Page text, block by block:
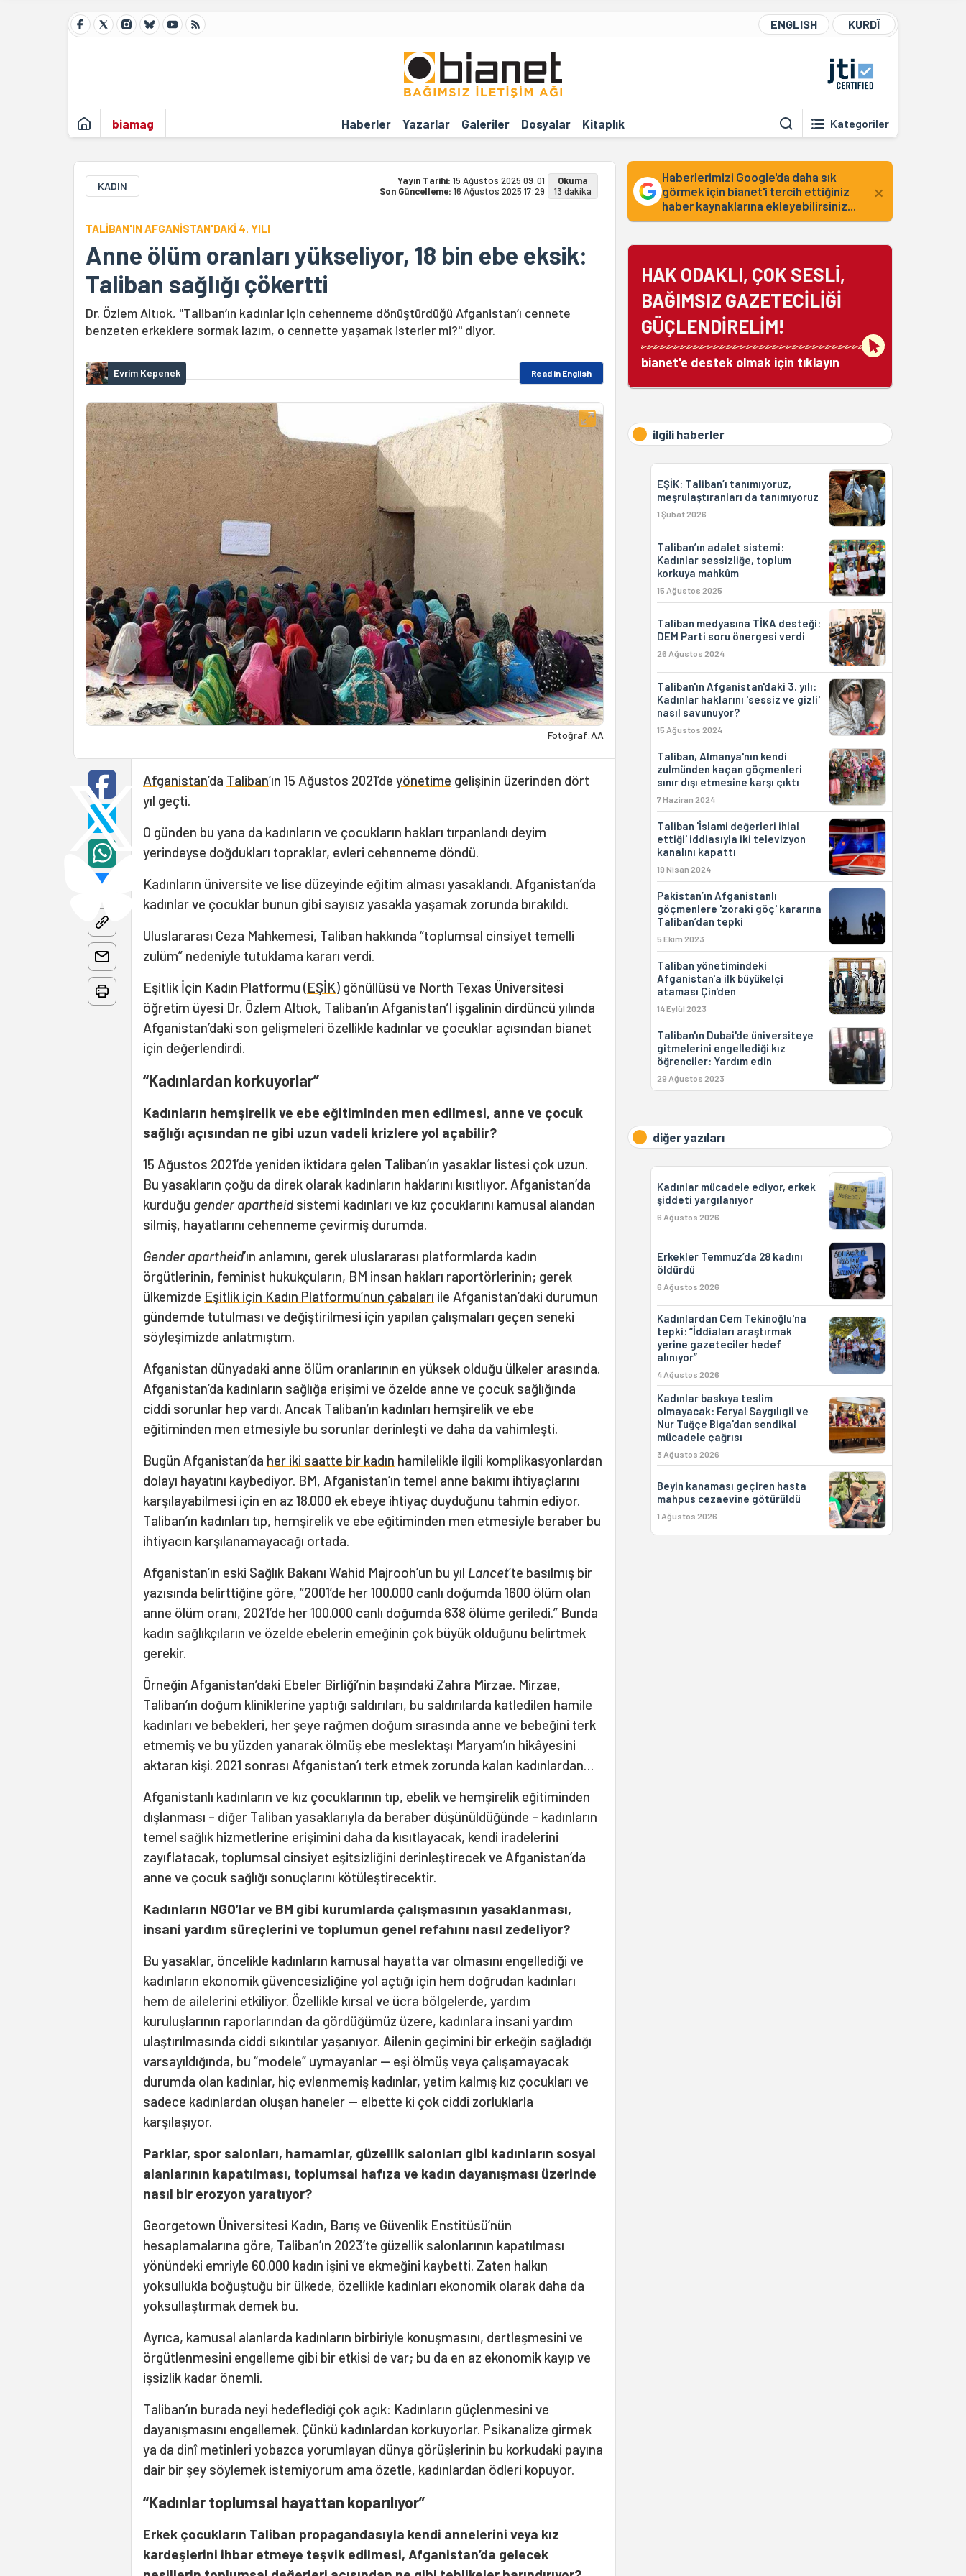
ENGLISH KURDÎ
biamag Haberler Yazarlar Galeriler Dosyalar Kitaplık Kategoriler
KADIN Yayın Tarihi: 15 Ağustos 2025 09:01
Son Güncelleme: 16 Ağustos 2025 17:29
Okuma
13 dakika
TALİBAN'IN AFGANİSTAN'DAKİ 4. YILI
Anne ölüm oranları yükseliyor, 18 bin ebe eksik:
Taliban sağlığı çökertti
Dr. Özlem Altıok, "Taliban’ın kadınlar için cehenneme dönüştürdüğü Afganistan’ı cennete
benzeten erkeklere sormak lazım, o cennette yaşamak isterler mi?" diyor.
Evrim Kepenek Read in English
Fotoğraf:AA
Afganistan’da Taliban’ın 15 Ağustos 2021’de yönetime gelişinin üzerinden dört
yıl geçti.
O günden bu yana da kadınların ve çocukların hakları tırpanlandı deyim
yerindeyse doğdukları topraklar, evleri cehenneme döndü.
Kadınların üniversite ve lise düzeyinde eğitim alması yasaklandı. Afganistan’da
kadınlar ve çocuklar bunun gibi sayısız yasakla yaşamak zorunda bırakıldı.
Uluslararası Ceza Mahkemesi, Taliban hakkında “toplumsal cinsiyet temelli
zulüm” nedeniyle tutuklama kararı verdi.
Eşitlik İçin Kadın Platformu (EŞİK) gönüllüsü ve North Texas Üniversitesi
öğretim üyesi Dr. Özlem Altıok, Taliban’ın Afganistan’I işgalinin dirdüncü yılında
Afganistan’daki son gelişmeleri özellikle kadınlar ve çocuklar açısından bianet
için değerlendirdi.
“Kadınlardan korkuyorlar”
Kadınların hemşirelik ve ebe eğitiminden men edilmesi, anne ve çocuk
sağlığı açısından ne gibi uzun vadeli krizlere yol açabilir?
15 Ağustos 2021’de yeniden iktidara gelen Taliban’ın yasaklar listesi çok uzun.
Bu yasakların çoğu da direk olarak kadınların haklarını kısıtlıyor. Afganistan’da
kurduğu gender apartheid sistemi kadınları ve kız çocuklarını kamusal alandan
silmiş, hayatlarını cehenneme çevirmiş durumda.
Gender apartheid’ın anlamını, gerek uluslararası platformlarda kadın
örgütlerinin, feminist hukukçuların, BM insan hakları raportörlerinin; gerek
ülkemizde Eşitlik için Kadın Platformu’nun çabaları ile Afganistan’daki durumun
gündemde tutulması ve değiştirilmesi için yapılan çalışmaları geçen seneki
söyleşimizde anlatmıştım.
Afganistan dünyadaki anne ölüm oranlarının en yüksek olduğu ülkeler arasında.
Afganistan’da kadınların sağlığa erişimi ve özelde anne ve çocuk sağlığında
ciddi sorunlar hep vardı. Ancak Taliban’ın kadınları hemşirelik ve ebe
eğitiminden men etmesiyle bu sorunlar derinleşti ve daha da vahimleşti.
Bugün Afganistan’da her iki saatte bir kadın hamilelikle ilgili komplikasyonlardan
dolayı hayatını kaybediyor. BM, Afganistan’ın temel anne bakımı ihtiyaçlarını
karşılayabilmesi için en az 18.000 ek ebeye ihtiyaç duyduğunu tahmin ediyor.
Taliban’ın kadınları tıp, hemşirelik ve ebe eğitiminden men etmesiyle beraber bu
ihtiyacın karşılanamayacağı ortada.
Afganistan’ın eski Sağlık Bakanı Wahid Majrooh’un bu yıl Lancet’te basılmış bir
yazısında belirttiğine göre, “2001’de her 100.000 canlı doğumda 1600 ölüm olan
anne ölüm oranı, 2021’de her 100.000 canlı doğumda 638 ölüme geriledi.” Bunda
kadın sağlıkçıların ve özelde ebelerin emeğinin çok büyük olduğunu belirtmek
gerekir.
Örneğin Afganistan’daki Ebeler Birliği’nin başındaki Zahra Mirzae. Mirzae,
Taliban’ın doğum kliniklerine yaptığı saldırıları, bu saldırılarda katledilen hamile
kadınları ve bebekleri, her şeye rağmen doğum sırasında anne ve bebeğini terk
etmemiş ve bu yüzden yanarak ölmüş ebe meslektaşı Maryam’ın hikâyesini
aktaran kişi. 2021 sonrası Afganistan’ı terk etmek zorunda kalan kadınlardan…
Afganistanlı kadınların ve kız çocuklarının tıp, ebelik ve hemşirelik eğitiminden
dışlanması – diğer Taliban yasaklarıyla da beraber düşünüldüğünde – kadınların
temel sağlık hizmetlerine erişimini daha da kısıtlayacak, kendi iradelerini
zayıflatacak, toplumsal cinsiyet eşitsizliğini derinleştirecek ve Afganistan’da
anne ve çocuk sağlığı sonuçlarını kötüleştirecektir.
Kadınların NGO’lar ve BM gibi kurumlarda çalışmasının yasaklanması,
insani yardım süreçlerini ve toplumun genel refahını nasıl zedeliyor?
Bu yasaklar, öncelikle kadınların kamusal hayatta var olmasını engellediği ve
kadınların ekonomik güvencesizliğine yol açtığı için hem doğrudan kadınları
hem de ailelerini etkiliyor. Özellikle kırsal ve ücra bölgelerde, yardım
kuruluşlarının raporlarından da gördüğümüz üzere, kadınlara insani yardım
ulaştırılmasında ciddi sıkıntılar yaşanıyor. Ailenin geçimini bir erkeğin sağladığı
varsayıldığında, bu “modele” uymayanlar — eşi ölmüş veya çalışamayacak
durumda olan kadınlar, hiç evlenmemiş kadınlar, yetim kalmış kız çocukları ve
sadece kadınlardan oluşan haneler — elbette ki çok ciddi zorluklarla
karşılaşıyor.
Parklar, spor salonları, hamamlar, güzellik salonları gibi kadınların sosyal
alanlarının kapatılması, toplumsal hafıza ve kadın dayanışması üzerinde
nasıl bir erozyon yaratıyor?
Georgetown Üniversitesi Kadın, Barış ve Güvenlik Enstitüsü’nün
hesaplamalarına göre, Taliban’ın 2023’te güzellik salonlarının kapatılması
yönündeki emriyle 60.000 kadın işini ve ekmeğini kaybetti. Zaten halkın
yoksullukla boğuştuğu bir ülkede, özellikle kadınları ekonomik olarak daha da
yoksullaştırmak demek bu.
Ayrıca, kamusal alanlarda kadınların birbiriyle konuşmasını, dertleşmesini ve
örgütlenmesini engelleme gibi bir etkisi de var; bu da en az ekonomik kayıp ve
işsizlik kadar önemli.
Taliban’ın burada neyi hedeflediği çok açık: Kadınların güçlenmesini ve
dayanışmasını engellemek. Çünkü kadınlardan korkuyorlar. Psikanalize girmek
ya da dinî metinleri yobazca yorumlayan dünya görüşlerinin bu korkudaki payına
dair bir şey söylemek istemiyorum ama özetle, kadınlardan ödleri kopuyor.
“Kadınlar toplumsal hayattan koparılıyor”
Erkek çocukların Taliban propagandasıyla kendi annelerini veya kız
kardeşlerini ihbar etmeye teşvik edilmesi, Afganistan’da gelecek
Haberlerimizi Google'da daha sık
görmek için bianet'i tercih ettiğiniz
haber kaynaklarına ekleyebilirsiniz...
×
HAK ODAKLI, ÇOK SESLİ,
BAĞIMSIZ GAZETECİLİĞİ
GÜÇLENDİRELİM!
bianet'e destek olmak için tıklayın
ilgili haberler
EŞİK: Taliban’ı tanımıyoruz,
meşrulaştıranları da tanımıyoruz
1 Şubat 2026
Taliban’ın adalet sistemi:
Kadınlar sessizliğe, toplum
korkuya mahkûm
15 Ağustos 2025
Taliban medyasına TİKA desteği:
DEM Parti soru önergesi verdi
26 Ağustos 2024
Taliban'ın Afganistan'daki 3. yılı:
Kadınlar haklarını 'sessiz ve gizli'
nasıl savunuyor?
15 Ağustos 2024
Taliban, Almanya'nın kendi
zulmünden kaçan göçmenleri
sınır dışı etmesine karşı çıktı
7 Haziran 2024
Taliban 'İslami değerleri ihlal
ettiği' iddiasıyla iki televizyon
kanalını kapattı
19 Nisan 2024
Pakistan’ın Afganistanlı
göçmenlere 'zoraki göç' kararına
Taliban’dan tepki
5 Ekim 2023
Taliban yönetimindeki
Afganistan'a ilk büyükelçi
ataması Çin'den
14 Eylül 2023
Taliban'ın Dubai'de üniversiteye
gitmelerini engellediği kız
öğrenciler: Yardım edin
29 Ağustos 2023
diğer yazıları
Kadınlar mücadele ediyor, erkek
şiddeti yargılanıyor
6 Ağustos 2026
Erkekler Temmuz’da 28 kadını
öldürdü
6 Ağustos 2026
Kadınlardan Cem Tekinoğlu'na
tepki: “İddiaları araştırmak
yerine gazeteciler hedef
alınıyor”
4 Ağustos 2026
Kadınlar baskıya teslim
olmayacak: Feryal Saygılıgil ve
Nur Tuğçe Biga'dan sendikal
mücadele çağrısı
3 Ağustos 2026
Beyin kanaması geçiren hasta
mahpus cezaevine götürüldü
1 Ağustos 2026